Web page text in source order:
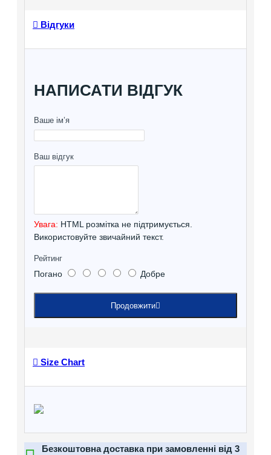
Відгуки
НАПИСАТИ ВІДГУК
Ваше ім’я
Ваш відгук
Увага: HTML розмітка не підтримується.
Використовуйте звичайний текст.
Рейтинг
Погано Добре
Продовжити
Size Chart
Безкоштовна доставка при замовленні від 3